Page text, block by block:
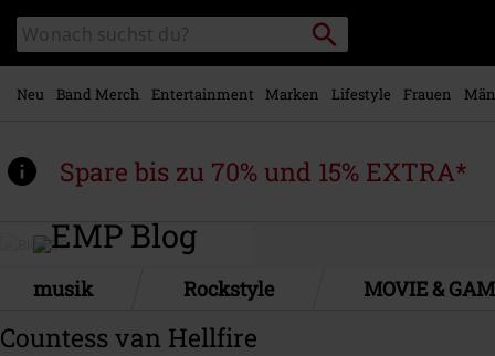
Hauptinhalt
springen
Katalog
durchsuchen
Packstation
suchen
Neu Band Merch Entertainment Marken Lifestyle Frauen
Spare bis zu 70% und 15% EXTRA*
musik Rockstyle MOVIE &
Countess van Hellfire